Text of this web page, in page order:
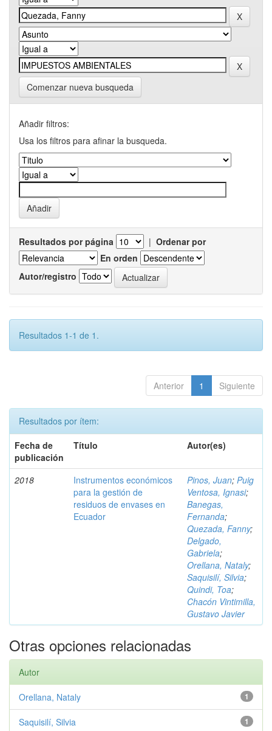
Comenzar nueva busqueda
Añadir filtros:
Usa los filtros para afinar la busqueda.
Resultados por página | Ordenar por
En orden
Autor/registro
Resultados 1-1 de 1.
Anterior 1 Siguiente
Resultados por ítem:
Fecha de
publicación
Título Autor(es)
2018
Instrumentos económicos
para la gestión de
residuos de envases en
Ecuador
Pinos, Juan; Puig
Ventosa, Ignasi;
Banegas,
Fernanda;
Quezada, Fanny;
Delgado,
Gabriela;
Orellana, Nataly;
Saquisilí, Silvia;
Quindi, Toa;
Chacón Vintimilla,
Gustavo Javier
Otras opciones relacionadas
Autor
1
Orellana, Nataly
1
Saquisilí, Silvia